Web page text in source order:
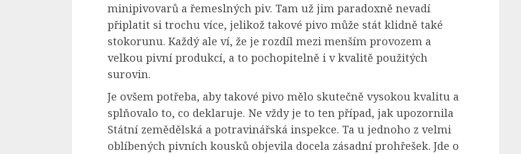
minipivovarů a řemeslných piv. Tam už jim paradoxně nevadí
připlatit si trochu více, jelikož takové pivo může stát klidně také
stokorunu. Každý ale ví, že je rozdíl mezi menším provozem a
velkou pivní produkcí, a to pochopitelně i v kvalitě použitých
surovin.
Je ovšem potřeba, aby takové pivo mělo skutečně vysokou kvalitu a
splňovalo to, co deklaruje. Ne vždy je to ten případ, jak upozornila
Státní zemědělská a potravinářská inspekce. Ta u jednoho z velmi
oblíbených pivních kousků objevila docela zásadní prohřešek. Jde o